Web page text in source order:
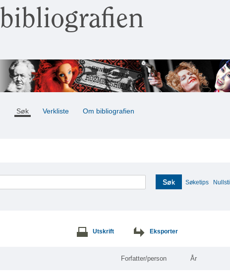
bibliografien
Søk Verkliste Om bibliografien
Søk Søketips Nullstill
Utskrift Eksporter
Forfatter/person År